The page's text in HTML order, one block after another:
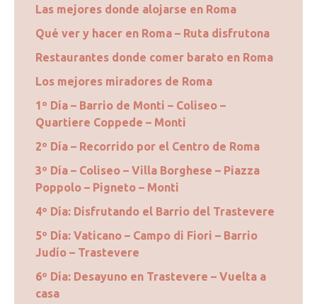
Las mejores donde alojarse en Roma
Qué ver y hacer en Roma – Ruta disfrutona
Restaurantes donde comer barato en Roma
Los mejores miradores de Roma
1º Día – Barrio de Monti – Coliseo –
Quartiere Coppede – Monti
2º Día – Recorrido por el Centro de Roma
3º Día – Coliseo – Villa Borghese – Piazza
Poppolo – Pigneto – Monti
4º Día: Disfrutando el Barrio del Trastevere
5º Día: Vaticano – Campo di Fiori – Barrio
Judío – Trastevere
6º Día: Desayuno en Trastevere – Vuelta a
casa